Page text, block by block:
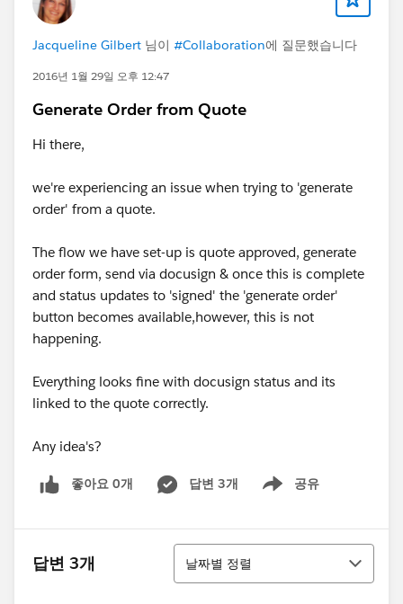
Jacqueline Gilbert 님이 #Collaboration에 질문했습니다
2016년 1월 29일 오후 12:47
Generate Order from Quote
Hi there,
we're experiencing an issue when trying to 'generate
order' from a quote.
The flow we have set-up is quote approved, generate
order form, send via docusign & once this is complete
and status updates to 'signed' the 'generate order'
button becomes available,however, this is not
happening.
Everything looks fine with docusign status and its
linked to the quote correctly.
Any idea's?
좋아요 0개 답변 3개 공유
Show menu
답변 3개
정렬
날짜별 정렬